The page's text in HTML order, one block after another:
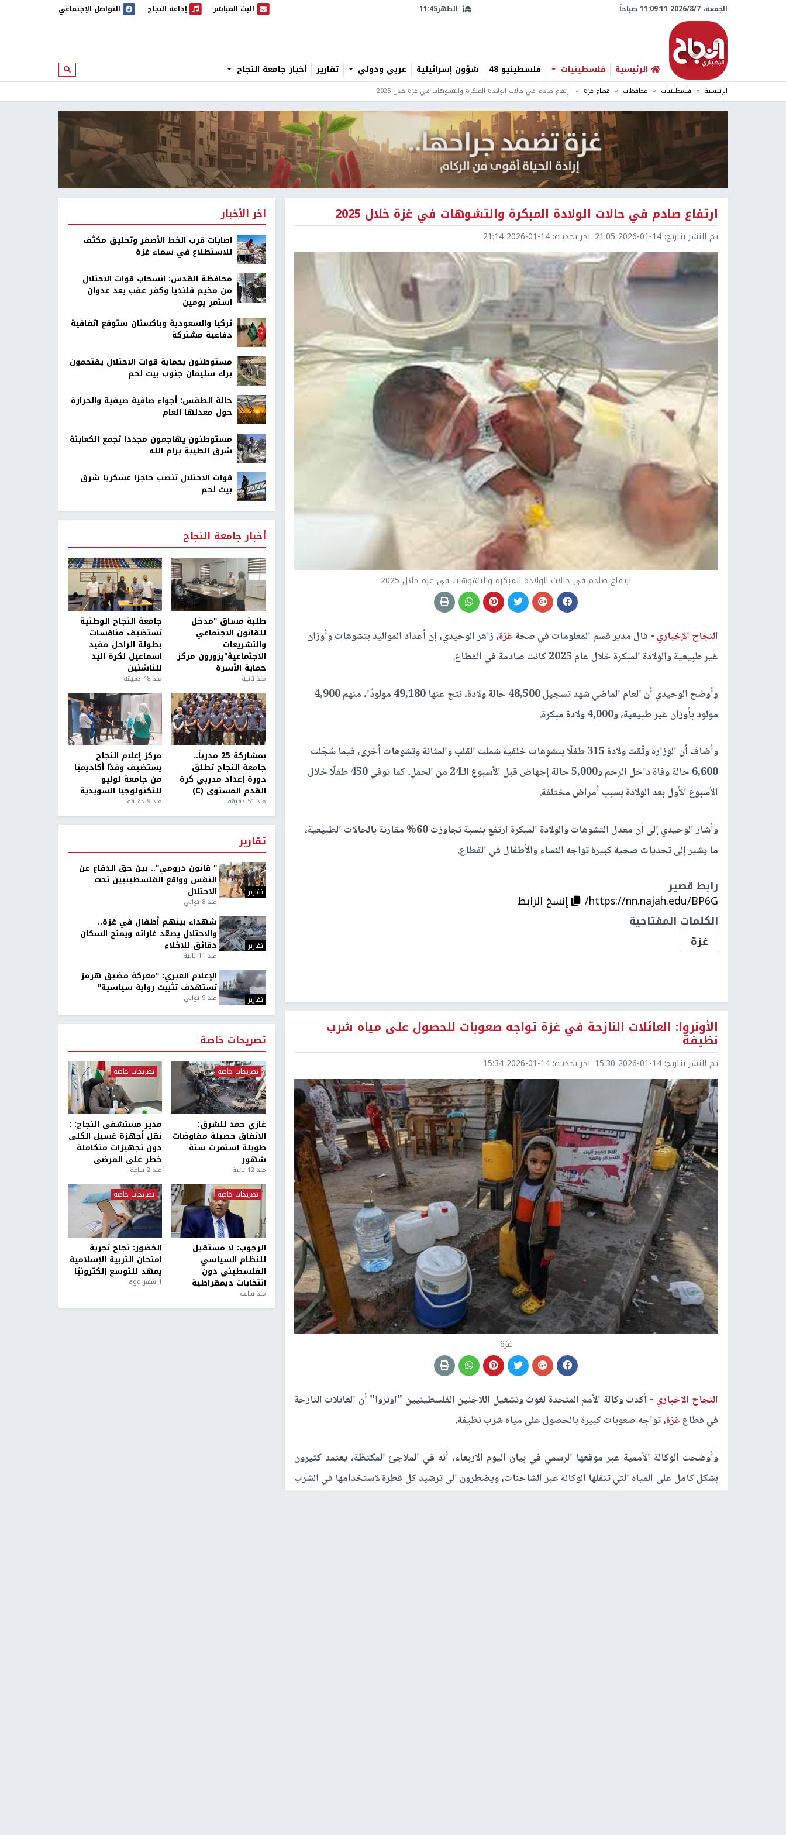
الجمعة، 7/‏8/‏2026 11:09:12 صباحاً الظهر11:45 البث المباشر
البث المباشر إذاعة النجاح
إذاعة النجاح التواصل الإجتماعي
الرئيسية فلسطينيات فلسطينيو 48 شؤون إسرائيلية عربي ودولي تقارير أخبار جامعة النجاح ابحث
الرئيسية فلسطينيات محافظات قطاع غزة ارتفاع صادم في حالات الولادة المبكرة والتشوهات في غزة خلال 2025
ارتفاع صادم في حالات الولادة المبكرة والتشوهات في غزة خلال 2025
تم النشر بتاريخ: 2026-01-14 21:05 اخر تحديث: 2026-01-14 21:14
ارتفاع صادم في حالات الولادة المبكرة والتشوهات في غزة خلال 2025
النجاح الإخباري - قال مدير قسم المعلومات في صحةغزة، زاهر الوحيدي، إن أعداد المواليد بتشوهات وأوزان
غير طبيعية والولادة المبكرة خلال عام 2025 كانت صادمة في القطاع.
وأوضح الوحيدي أن العام الماضي شهد تسجيل 48,500 حالة ولادة، نتج عنها 49,180 مولودًا، منهم 4,900
مولود بأوزان غير طبيعية، و4,000 ولادة مبكرة.
وأضاف أن الوزارة وثّقت ولادة 315 طفلًا بتشوهات خلقية شملت القلب والمثانة وتشوهات أخرى، فيما سُجّلت
6,600 حالة وفاة داخل الرحم و5,000 حالة إجهاض قبل الأسبوع الـ24 من الحمل. كما توفي 450 طفلًا خلال
الأسبوع الأول بعد الولادة بسبب أمراض مختلفة.
وأشار الوحيدي إلى أن معدل التشوهات والولادة المبكرة ارتفع بنسبة تجاوزت 60% مقارنة بالحالات الطبيعية،
ما يشير إلى تحديات صحية كبيرة تواجه النساء والأطفال في القطاع.
رابط قصير
https://nn.najah.edu/BP6G/
إنسخ الرابط
الكلمات المفتاحية
غزة
الأونروا: العائلات النازحة في غزة تواجه صعوبات للحصول على مياه شرب
نظيفة
تم النشر بتاريخ: 2026-01-14 15:30 اخر تحديث: 2026-01-14 15:34
غزة
النجاح الإخباري - أكدت وكالة الأمم المتحدة لغوث وتشغيل اللاجئين الفلسطينيين "أونروا" أن العائلات النازحة
في قطاع غزة، تواجه صعوبات كبيرة بالحصول على مياه شرب نظيفة.
‏وأوضحت الوكالة الأممية عبر موقعها الرسمي في بيان اليوم الأربعاء، أنه في الملاجئ المكتظة، يعتمد كثيرون
بشكل كامل على المياه التي تنقلها الوكالة عبر الشاحنات، ويضطرون إلى ترشيد كل قطرة لاستخدامها في الشرب
اخر الأخبار
اصابات قرب الخط الأصفر وتحليق مكثف
للاستطلاع في سماء غزة
محافظة القدس: انسحاب قوات الاحتلال
من مخيم قلنديا وكفر عقب بعد عدوان
استمر يومين
تركيا والسعودية وباكستان ستوقع اتفاقية
دفاعية مشتركة
مستوطنون بحماية قوات الاحتلال يقتحمون
برك سليمان جنوب بيت لحم
حالة الطقس: أجواء صافية صيفية والحرارة
حول معدلها العام
مستوطنون يهاجمون مجددا تجمع الكعابنة
شرق الطيبة برام الله
قوات الاحتلال تنصب حاجزا عسكريا شرق
بيت لحم
أخبار جامعة النجاح
طلبة مساق "مدخل
للقانون الاجتماعي
والتشريعات
الاجتماعية"يزورون مركز
حماية الأسرة
منذ ثانية
جامعة النجاح الوطنية
تستضيف منافسات
بطولة الراحل مفيد
اسماعيل لكرة اليد
للناشئين
منذ 48 دقيقة
بمشاركة 25 مدرباً..
جامعة النجاح تطلق
دورة إعداد مدربي كرة
القدم المستوى (C)
منذ 51 دقيقة
مركز إعلام النجاح
يستضيف وفدًا أكاديميًا
من جامعة لوليو
للتكنولوجيا السويدية
منذ 9 دقيقة
تقارير
تقارير
" قانون درومي".. بين حق الدفاع عن
النفس وواقع الفلسطينيين تحت
الاحتلال
منذ 8 ثواني
تقارير
شهداء بينهم أطفال في غزة..
والاحتلال يصعّد غاراته ويمنح السكان
دقائق للإخلاء
منذ 11 ثانية
تقارير
الإعلام العبري: "معركة مضيق هرمز
تستهدف تثبيت رواية سياسية"
منذ 9 ثواني
تصريحات خاصة
تصريحات خاصة
غازي حمد للشرق:
الاتفاق حصيلة مفاوضات
طويلة استمرت ستة
شهور
منذ 12 ثانية
تصريحات خاصة
مدير مستشفى النجاح: :
نقل أجهزة غسيل الكلى
دون تجهيزات متكاملة
خطر على المرضى
منذ 2 ساعة
تصريحات خاصة
الرجوب: لا مستقبل
للنظام السياسي
الفلسطيني دون
انتخابات ديمقراطية
منذ ساعة
تصريحات خاصة
الخضور: نجاح تجربة
امتحان التربية الإسلامية
يمهد للتوسع إلكترونيًا
1 شهر ago